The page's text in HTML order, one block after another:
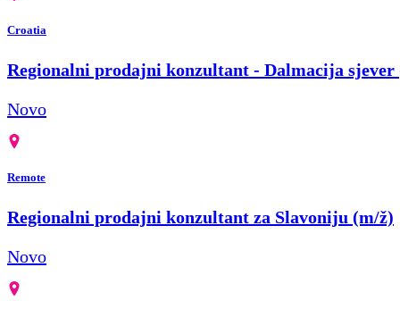
Croatia
Regionalni prodajni konzultant - Dalmacija sjever
Novo
Remote
Regionalni prodajni konzultant za Slavoniju (m/ž)
Novo